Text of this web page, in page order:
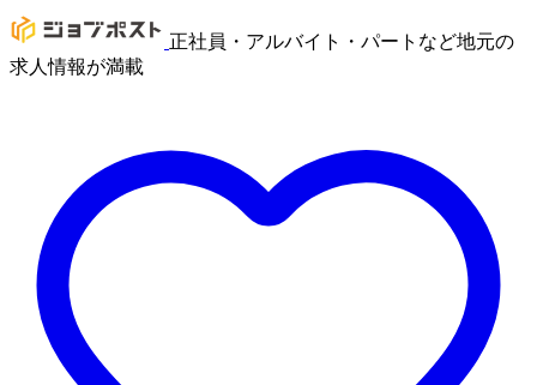
正社員・アルバイト・パートなど地元の
求人情報が満載